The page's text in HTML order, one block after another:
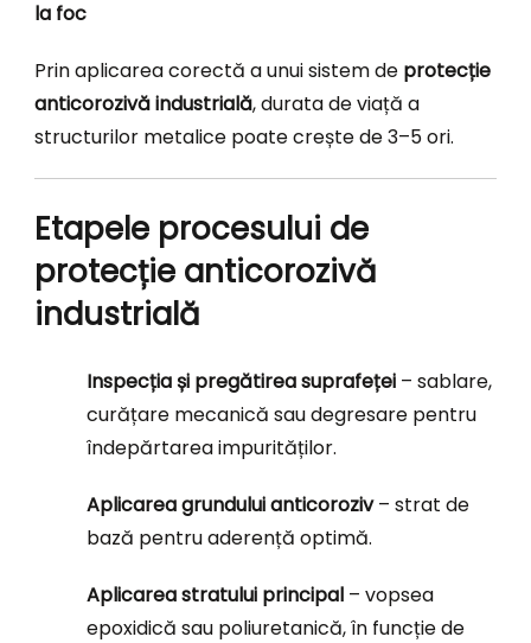
la foc
Prin aplicarea corectă a unui sistem de protecție
anticorozivă industrială, durata de viață a
structurilor metalice poate crește de 3–5 ori.
Etapele procesului de
protecție anticorozivă
industrială
Inspecția și pregătirea suprafeței – sablare,
curățare mecanică sau degresare pentru
îndepărtarea impurităților.
Aplicarea grundului anticoroziv– strat de
bază pentru aderență optimă.
Aplicarea stratului principal – vopsea
epoxidică sau poliuretanică, în funcție de